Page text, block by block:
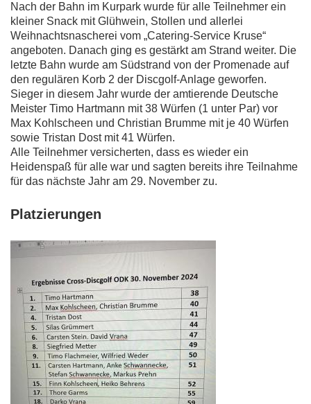
Nach der Bahn im Kurpark wurde für alle Teilnehmer ein
kleiner Snack mit Glühwein, Stollen und allerlei
Weihnachtsnascherei vom „Catering-Service Kruse“
angeboten. Danach ging es gestärkt am Strand weiter. Die
letzte Bahn wurde am Südstrand von der Promenade auf
den regulären Korb 2 der Discgolf-Anlage geworfen.
Sieger in diesem Jahr wurde der amtierende Deutsche
Meister Timo Hartmann mit 38 Würfen (1 unter Par) vor
Max Kohlscheen und Christian Brumme mit je 40 Würfen
sowie Tristan Dost mit 41 Würfen.
Alle Teilnehmer versicherten, dass es wieder ein
Heidenspaß für alle war und sagten bereits ihre Teilnahme
für das nächste Jahr am 29. November zu.
Platzierungen